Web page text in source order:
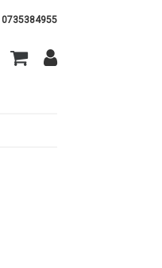
0735384955